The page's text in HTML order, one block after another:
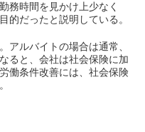
務時間を見かけ上少なく
的だったと説明している。
アルバイトの場合は通常、
ると、会社は社会保険に加
働条件改善には、社会保険